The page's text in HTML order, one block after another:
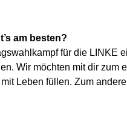
am besten?
für die LINKE
Wir möchten mit dir
Leben füllen. Zum